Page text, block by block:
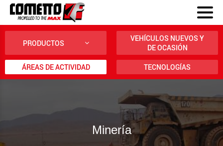
PRODUCTOS
VEHÍCULOS NUEVOS Y
DE OCASIÓN
ÁREAS DE ACTIVIDAD TECNOLOGÍAS
Minería